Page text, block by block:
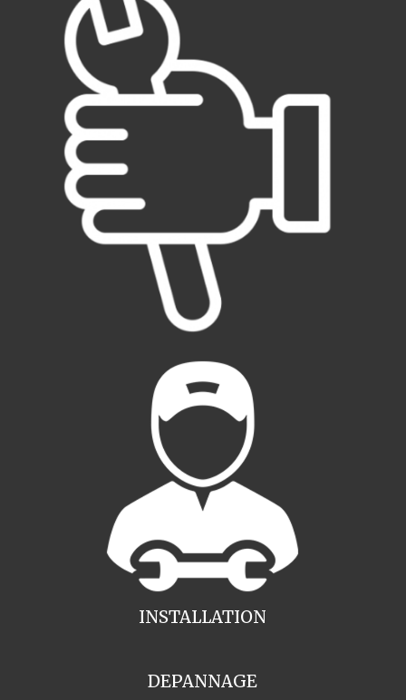
INSTALLATION
DEPANNAGE